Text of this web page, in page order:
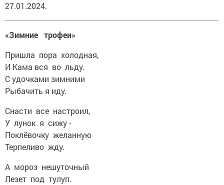
27.01.2024.
«Зимние трофеи»
Пришла пора холодная,
И Кама вся во льду.
С удочками зимними
Рыбачить я иду.
Снасти все настроил,
У лунок я сижу -
Поклёвочку желанную
Терпеливо жду.
А мороз нешуточный
Лезет под тулуп.